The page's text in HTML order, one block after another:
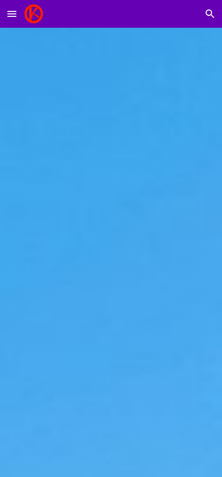
Skip to main content Skip to navigation